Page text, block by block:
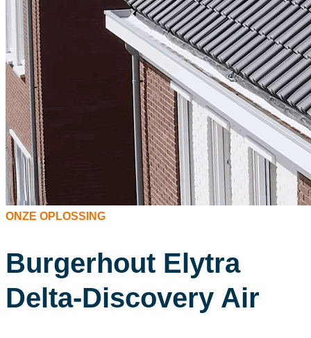
ONZE OPLOSSING
Burgerhout Elytra
Delta-Discovery Air